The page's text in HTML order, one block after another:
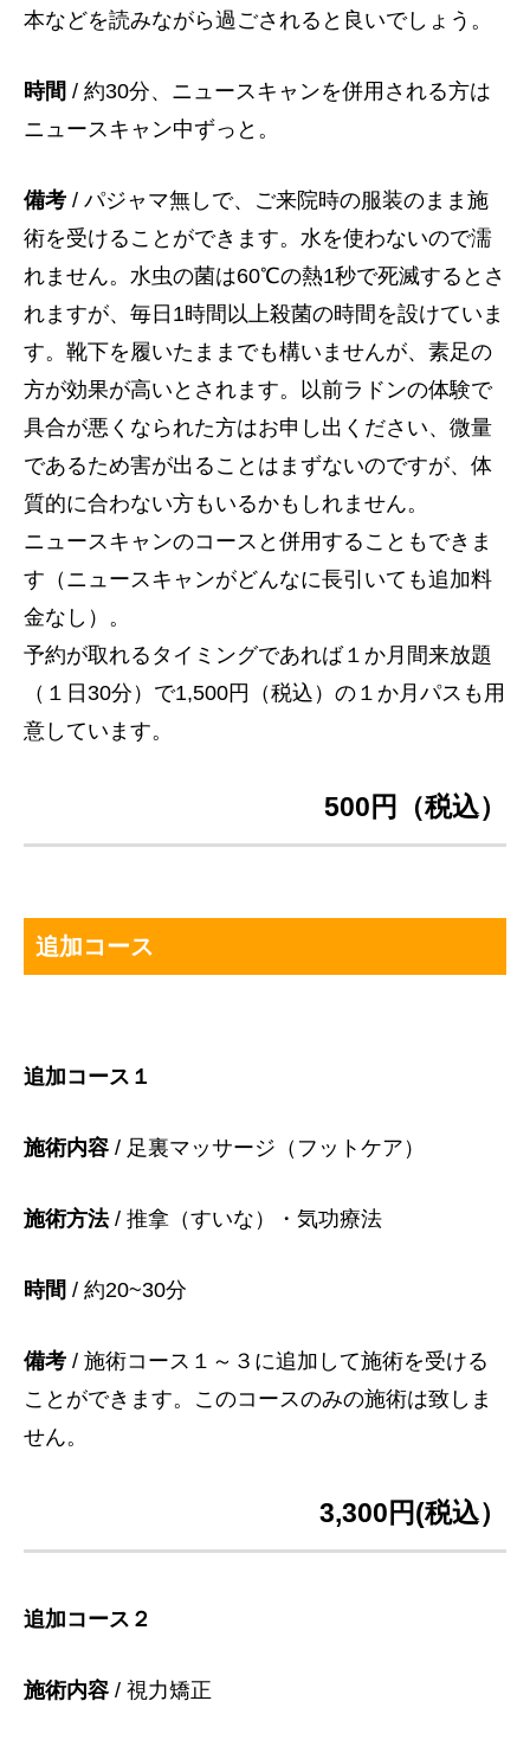
本などを読みながら過ごされると良いでしょう。
時間 / 約30分、ニュースキャンを併用される方は
ニュースキャン中ずっと。
備考 / パジャマ無しで、ご来院時の服装のまま施
術を受けることができます。水を使わないので濡
れません。水虫の菌は60℃の熱1秒で死滅するとさ
れますが、毎日1時間以上殺菌の時間を設けていま
す。靴下を履いたままでも構いませんが、素足の
方が効果が高いとされます。以前ラドンの体験で
具合が悪くなられた方はお申し出ください、微量
であるため害が出ることはまずないのですが、体
質的に合わない方もいるかもしれません。
ニュースキャンのコースと併用することもできま
す（ニュースキャンがどんなに長引いても追加料
金なし）。
予約が取れるタイミングであれば１か月間来放題
（１日30分）で1,500円（税込）の１か月パスも用
意しています。
500円（税込）
追加コース
追加コース１
施術内容 / 足裏マッサージ（フットケア）
施術方法/ 推拿（すいな）・気功療法
時間 / 約20~30分
備考 / 施術コース１～３に追加して施術を受ける
ことができます。このコースのみの施術は致しま
せん。
3,300円(税込）
追加コース２
施術内容 / 視力矯正